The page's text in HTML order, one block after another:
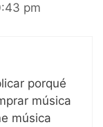
pm
porqué
música
música